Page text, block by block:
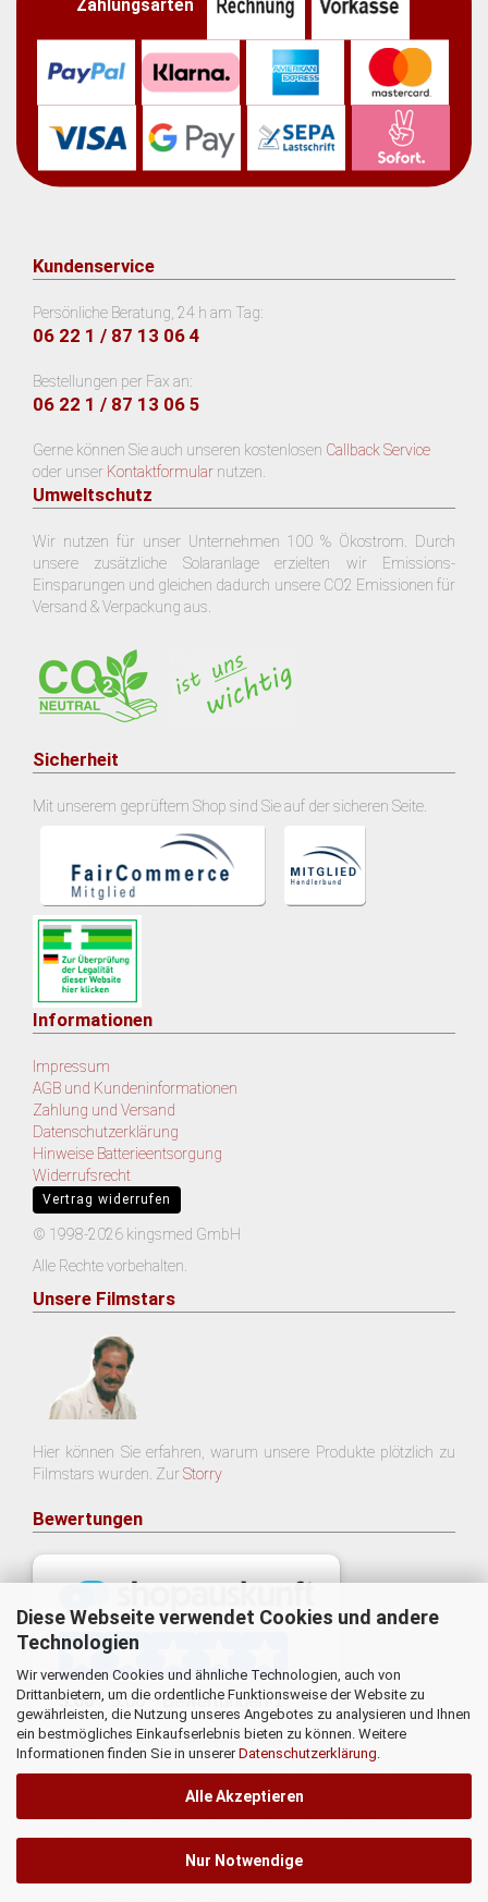
Diese Webseite verwendet Cookies und andere
Technologien
Wir verwenden Cookies und ähnliche Technologien, auch von
Drittanbietern, um die ordentliche Funktionsweise der Website zu
gewährleisten, die Nutzung unseres Angebotes zu analysieren und Ihnen
ein bestmögliches Einkaufserlebnis bieten zu können. Weitere
Informationen finden Sie in unsererDatenschutzerklärung
Alle Akzeptieren
Nur Notwendige
Zahlungsarten
Kundenservice
Persönliche Beratung, 24 h am Tag:
06 22 1 / 87 13 06 4
Bestellungen per Fax an:
06 22 1 / 87 13 06 5
Gerne können Sie auch unseren kostenlosen Callback Service
oder unser Kontaktformular nutzen.
Umweltschutz
Wir nutzen für unser Unternehmen 100 % Ökostrom. Durch
unsere zusätzliche Solaranlage erzielten wir Emissions-
Einsparungen und gleichen dadurch unsere CO2 Emissionen für
Versand & Verpackung aus.
Sicherheit
Mit unserem geprüftem Shop sind Sie auf der sicheren Seite.
Informationen
Impressum
AGB und Kundeninformationen
Zahlung und Versand
Datenschutzerklärung
Hinweise Batterieentsorgung
Widerrufsrecht
Vertrag widerrufen
© 1998-2026 kingsmed GmbH
Alle Rechte vorbehalten.
Unsere Filmstars
Hier können Sie erfahren, warum unsere Produkte plötzlich zu
Filmstars wurden. ZurStorry
Bewertungen
* Eine Überprüfung der Bewertungen durch uns findet nicht statt.
Die Bewertungen könnten von Verbrauchern stammen, die die
Ware oder Dienstleistung gar nicht erworben oder genutzt
haben.